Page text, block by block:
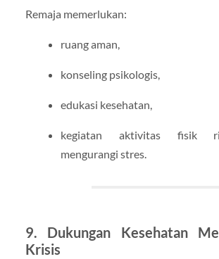
Remaja memerlukan:
ruang aman,
konseling psikologis,
edukasi kesehatan,
kegiatan aktivitas fisik
mengurangi stres.
9. Dukungan Kesehatan
Krisis